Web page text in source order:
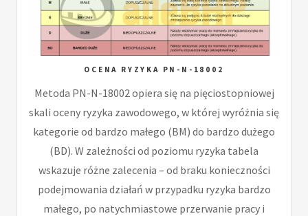
OCENA RYZYKA PN-N-18002
Metoda PN-N-18002 opiera się na pięciostopniowej
skali oceny ryzyka zawodowego, w której wyróżnia się
kategorie od bardzo małego (BM) do bardzo dużego
(BD). W zależności od poziomu ryzyka tabela
wskazuje różne zalecenia – od braku konieczności
podejmowania działań w przypadku ryzyka bardzo
małego, po natychmiastowe przerwanie pracy i